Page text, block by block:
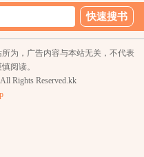
为，广告内容与本站无关，不代表
阅读。
Rights Reserved.kk